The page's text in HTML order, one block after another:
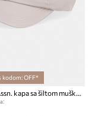
kodom: OFF*
U.S. Polo Assn. kapa sa šiltom muška pamučna OUTLINE DHM WASHED CASUAL